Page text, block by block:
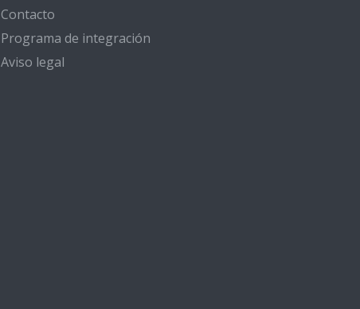
Contacto
Programa de integración
Aviso legal